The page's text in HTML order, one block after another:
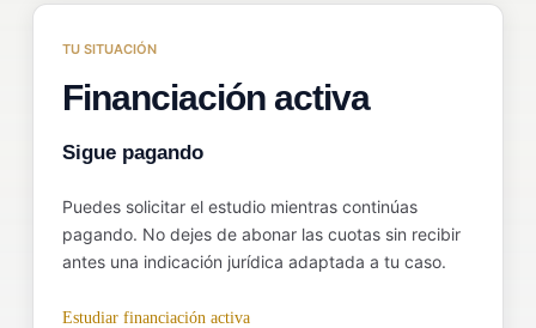
TU SITUACIÓN
Financiación activa
Sigue pagando
Puedes solicitar el estudio mientras continúas
pagando. No dejes de abonar las cuotas sin recibir
antes una indicación jurídica adaptada a tu caso.
Estudiar financiación activa